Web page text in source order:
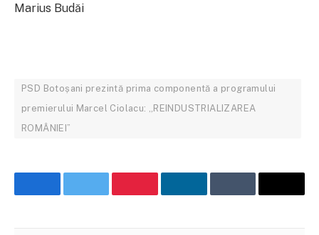
Marius Budăi
PSD Botoșani prezintă prima componentă a programului
premierului Marcel Ciolacu: „REINDUSTRIALIZAREA
ROMÂNIEI”
FacebookTwitter PinterestLinkedInTumblr Email